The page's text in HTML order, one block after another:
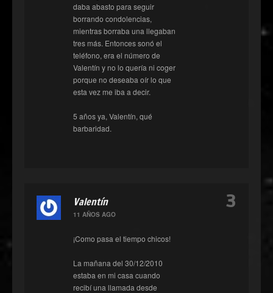
daba abasto para seguir
borrando condolencias,
mientras borraba una llegaban
tres más. Entonces sonó el
teléfono, era el número de
Valentín y no lo quería ni coger
porque no deseaba oír lo que
esta vez me iba a decir.
5 años ya, Valentín, qué
barbaridad.
Valentín
11 AÑOS AGO
¡Como pasa el tiempo chicos!
La mañana del 30/12/2010
estaba en mi casa cuando
recibí una llamada desde
3